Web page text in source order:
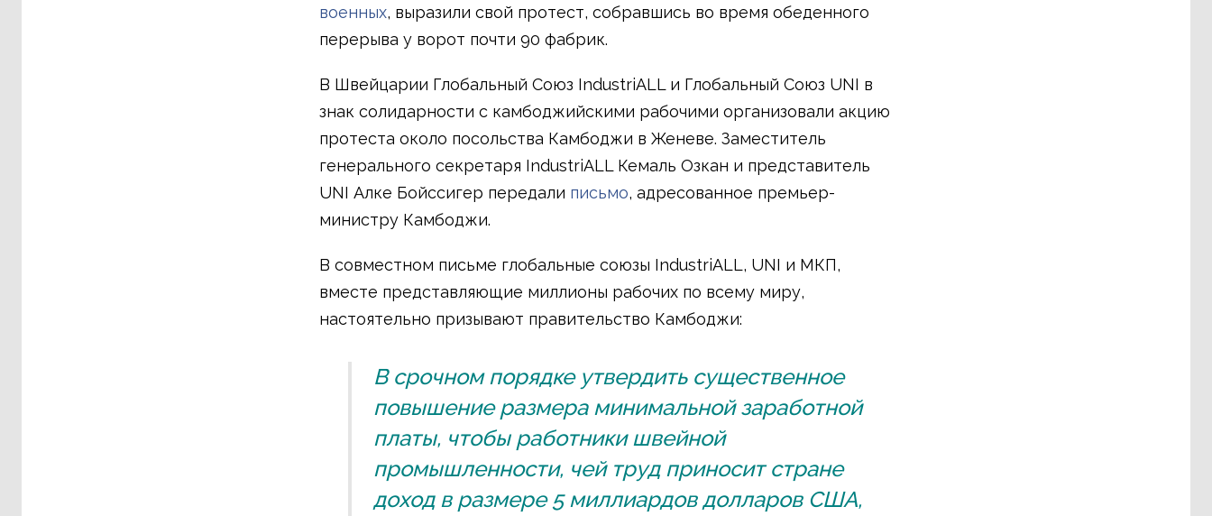
военных, выразили свой протест, собравшись во время обеденного
перерыва у ворот почти 90 фабрик.
В Швейцарии Глобальный Союз IndustriALL и Глобальный Союз UNI в
знак солидарности с камбоджийскими рабочими организовали акцию
протеста около посольства Камбоджи в Женеве. Заместитель
генерального секретаря IndustriALL Кемаль Озкан и представитель
UNI Алке Бойссигер передали письмо, адресованное премьер-
министру Камбоджи.
В совместном письме глобальные союзы IndustriALL, UNI и МКП,
вместе представляющие миллионы рабочих по всему миру,
настоятельно призывают правительство Камбоджи:
В срочном порядке утвердить существенное
повышение размера минимальной заработной
платы, чтобы работники швейной
промышленности, чей труд приносит стране
доход в размере 5 миллиардов долларов США,